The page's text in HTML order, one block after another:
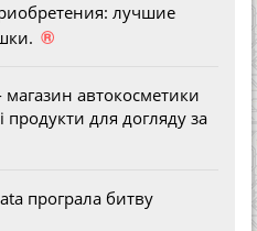
лучшие
®
магазин автокосметики
продукти для догляду за
програла битву